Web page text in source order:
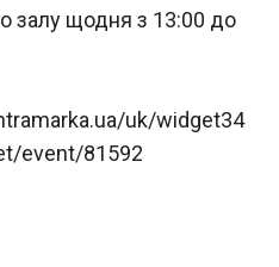
залу щодня з 13:00 до
uk/widget34
event/81592